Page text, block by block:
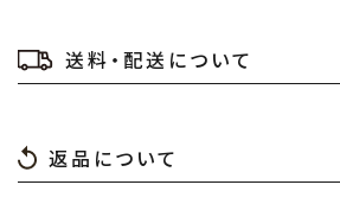
送料・配送について
返品について